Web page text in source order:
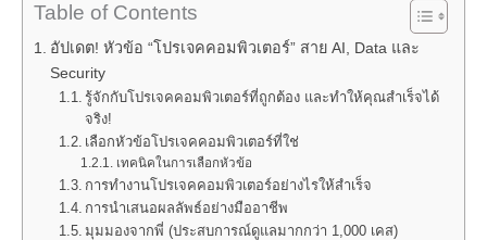
Table of Contents
อัปเดต! หัวข้อ “โปรเจคคอมพิวเตอร์” สาย AI, Data และ
Security
รู้จักกับโปรเจคคอมพิวเตอร์ที่ถูกต้อง และทำให้คุณสำเร็จได้
จริง!
เลือกหัวข้อโปรเจคคอมพิวเตอร์ที่ใช่
เทคนิคในการเลือกหัวข้อ
การทำงานโปรเจคคอมพิวเตอร์อย่างไรให้สำเร็จ
การนำเสนอผลลัพธ์อย่างมืออาชีพ
มุมมองจากพี่ (ประสบการณ์ดูแลมากกว่า 1,000 เคส)